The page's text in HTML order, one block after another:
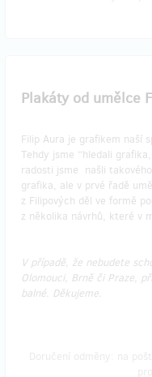
Plakáty od umělce
Filip Aura je grafikem naší
Tehdy jsme “hledali
radosti jsme našli
grafika, ale v prvé řadě
z Filipových děl ve formě
z několika návrhů, které v
V případě, že nebudete
Olomouci, Brně či Praze,
balné. Děkujeme.​​​​​